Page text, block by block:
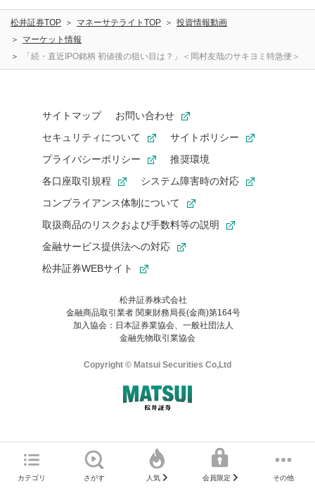
カテゴリ さがす 人気 会員限定 その他
松井証券TOP マネーサテライトTOP
投資情報動画
マーケット情報
「続・直近IPO銘柄 初値後の狙い目は？」＜岡村友哉のサキヨミ特急便＞
サイトマップ
お問い合わせ
セキュリティについて
サイトポリシー
プライバシーポリシー
推奨環境
各口座取引規程
システム障害時の対応
コンプライアンス体制について
取扱商品のリスクおよび手数料等の説明
金融サービス提供法への対応
松井証券WEBサイト
松井証券株式会社
金融商品取引業者 関東財務局長(金商)第164号
加入協会：日本証券業協会、一般社団法人
金融先物取引業協会
Copyright © Matsui Securities Co,Ltd
マネーサテライトのWEBサイトへようこそ
直前にご覧いただいていたWEBサイトは、当社が作成したもので
ご利用の環境(Internet Explorer)は、本サイトの推奨環境外のた
め、
一部の機能が正常に動作しない可能性があります。
お気に入り機能は松井証券の会員限定の機能です。
お気に入り登録いただくと、後からいつでもお気に入りのコンテ
ンツを一覧でご確認いただけます。
ご利用いただくには口座開設が必要です。
はご利用の端末で一度ログインしてください。
ログイン